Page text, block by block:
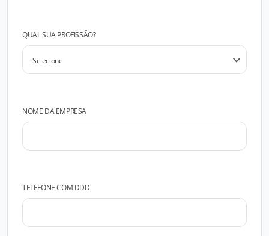
QUAL SUA PROFISSÃO?
NOME DA EMPRESA
TELEFONE COM DDD